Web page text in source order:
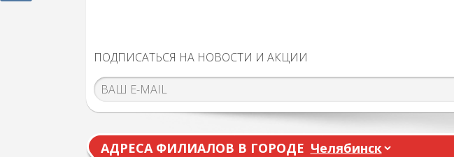
ПОДПИСАТЬСЯ НА НОВОСТИ И АКЦИИ
АДРЕСА ФИЛИАЛОВ В ГОРОДЕ